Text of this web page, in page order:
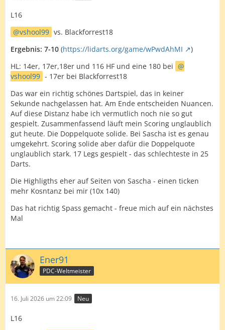
L16
vshool99 vs. Blackforrest18
Ergebnis: 7-10 (https://lidarts.org/game/wPwdAhMI
)
HL: 14er, 17er,18er und 116 HF und eine 180 bei
vshool99 - 17er bei Blackforrest18
Das war ein richtig schönes Dartspiel, das in keiner
Sekunde nachgelassen hat. Am Ende entscheiden Nuancen.
Auf diese Distanz habe ich vermutlich noch nie so gut
gespielt. Zusammenfassend läuft mein Scoring unglaublich
gut heute. Die Doppelquote solide. Bei Sascha ist es genau
umgekehrt. Scoring solide aber dafür die Doppelquote
unglaublich stark. 17 Legs gespielt - das schlechteste in 25
Darts.
Die Highligths eher auf Seiten von Sascha - einen ticken
mehr Kosntanz bei mir (10x 140)
Das hat richtig Spass gemacht - freue mich auf ein nächstes
Mal
Ener91
PDC-Weltmeister
16. Juli 2026 um 22:09 Neu
L16